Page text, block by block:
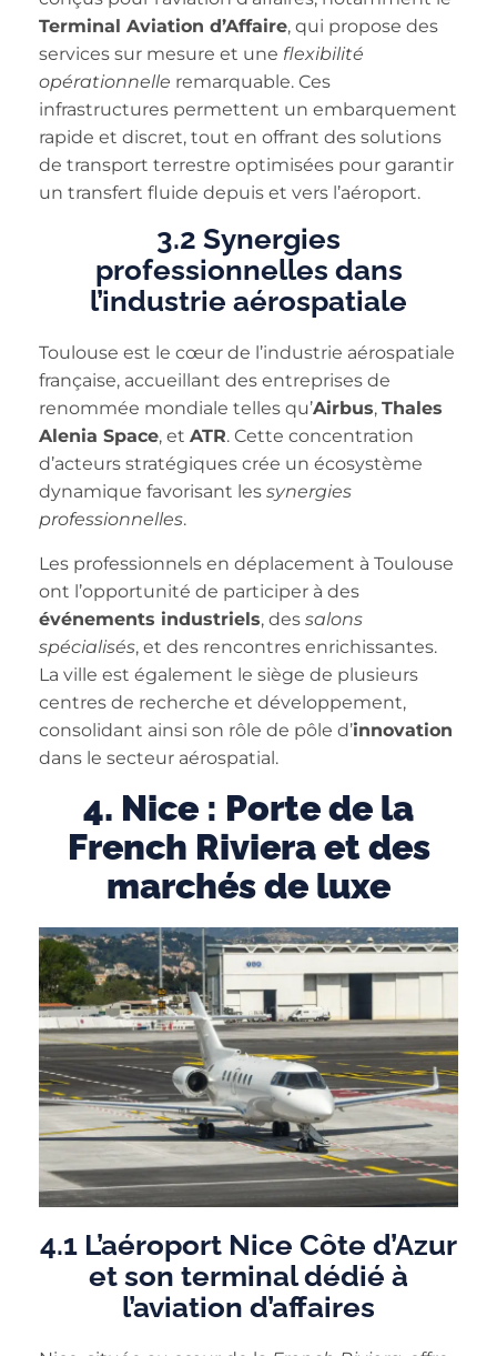
Terminal Aviation d’Affaire, qui propose des
services sur mesure et une flexibilité
opérationnelle remarquable. Ces
infrastructures permettent un embarquement
rapide et discret, tout en offrant des solutions
de transport terrestre optimisées pour garantir
un transfert fluide depuis et vers l’aéroport.
3.2 Synergies
professionnelles dans
l’industrie aérospatiale
Toulouse est le cœur de l’industrie aérospatiale
française, accueillant des entreprises de
renommée mondiale telles qu’Airbus, Thales
Alenia Space, et ATR. Cette concentration
d’acteurs stratégiques crée un écosystème
dynamique favorisant les synergies
professionnelles.
Les professionnels en déplacement à Toulouse
ont l’opportunité de participer à des
événements industriels, des salons
spécialisés, et des rencontres enrichissantes.
La ville est également le siège de plusieurs
centres de recherche et développement,
consolidant ainsi son rôle de pôle d’innovation
dans le secteur aérospatial.
4. Nice : Porte de la
French Riviera et des
marchés de luxe
4.1 L’aéroport Nice Côte d’Azur
et son terminal dédié à
l’aviation d’affaires